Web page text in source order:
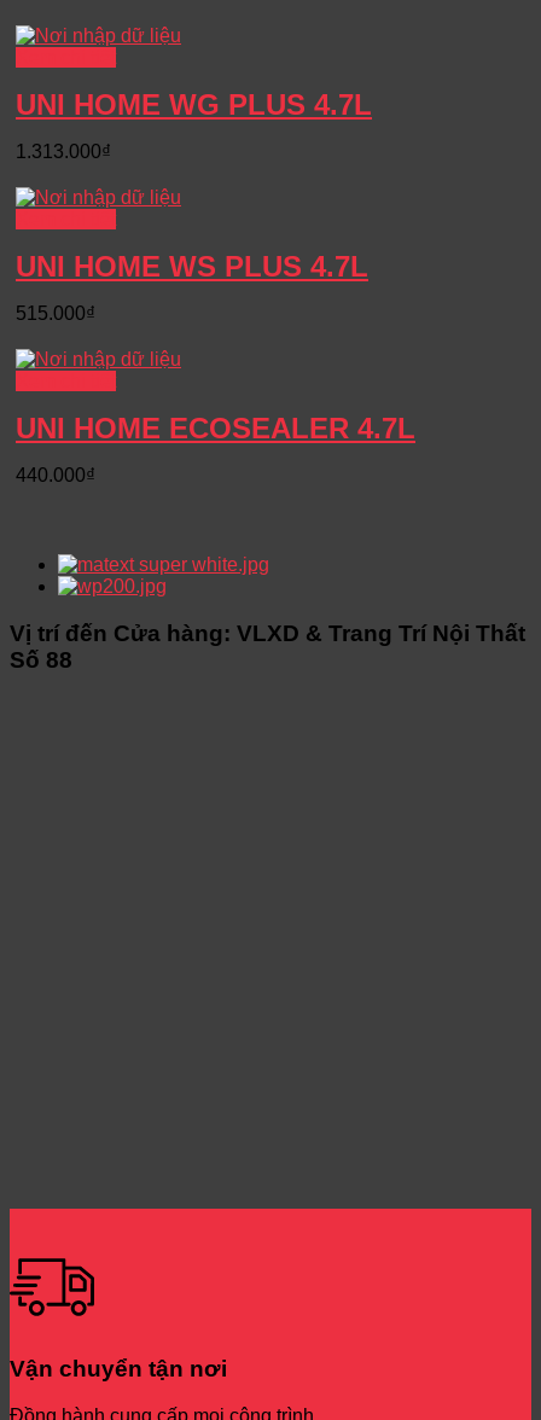
UNI HOME WG PLUS 4.7L
1.313.000₫
UNI HOME WS PLUS 4.7L
515.000₫
UNI HOME ECOSEALER 4.7L
440.000₫
Vị trí đến Cửa hàng: VLXD & Trang Trí Nội Thất
Số 88
Vận chuyển tận nơi
Đồng hành cung cấp mọi công trình